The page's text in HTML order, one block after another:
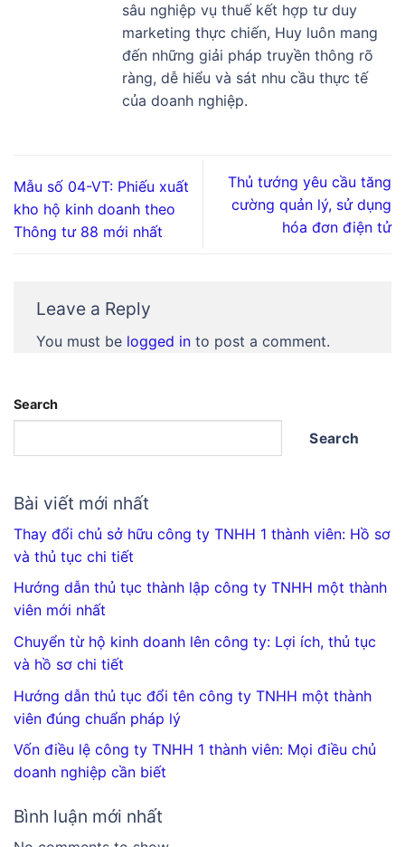
sâu nghiệp vụ thuế kết hợp tư duy
marketing thực chiến, Huy luôn mang
đến những giải pháp truyền thông rõ
ràng, dễ hiểu và sát nhu cầu thực tế
của doanh nghiệp.
Mẫu số 04-VT: Phiếu xuất
kho hộ kinh doanh theo
Thông tư 88 mới nhất
Thủ tướng yêu cầu tăng
cường quản lý, sử dụng
hóa đơn điện tử
Leave a Reply
You must be logged in to post a comment.
Search
Search
Bài viết mới nhất
Thay đổi chủ sở hữu công ty TNHH 1 thành viên: Hồ sơ
và thủ tục chi tiết
Hướng dẫn thủ tục thành lập công ty TNHH một thành
viên mới nhất
Chuyển từ hộ kinh doanh lên công ty: Lợi ích, thủ tục
và hồ sơ chi tiết
Hướng dẫn thủ tục đổi tên công ty TNHH một thành
viên đúng chuẩn pháp lý
Vốn điều lệ công ty TNHH 1 thành viên: Mọi điều chủ
doanh nghiệp cần biết
Bình luận mới nhất